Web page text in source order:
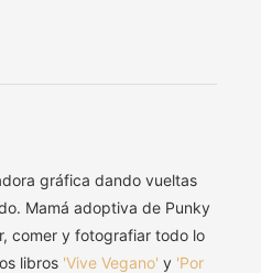
gráfica dando vueltas
Mamá adoptiva de Punky
comer y fotografiar todo lo
libros 'Vive Vegano' y 'Por